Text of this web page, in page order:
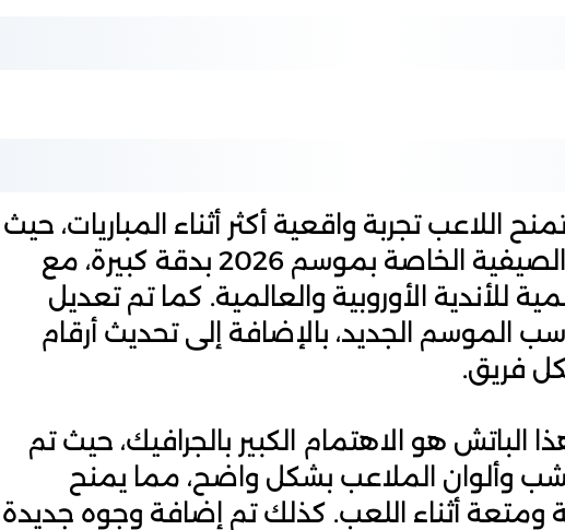
اللاعب تجربة واقعية أكثر أثناء المباريات، حيث
تم تحديث جميع الانتقالات الصيفية الخاصة بموسم 2026 بدقة كبيرة، مع
للأندية الأوروبية والعالمية. كما تم تعديل
الموسم الجديد، بالإضافة إلى تحديث أرقام
فريق.
الباتش هو الاهتمام الكبير بالجرافيك، حيث تم
وألوان الملاعب بشكل واضح، مما يمنح
ومتعة أثناء اللعب. كذلك تم إضافة وجوه جديدة